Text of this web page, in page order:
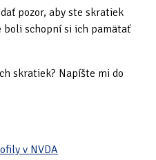
pozor, aby ste skratiek
schopní si ich pamätať
skratiek? Napíšte mi do
v NVDA